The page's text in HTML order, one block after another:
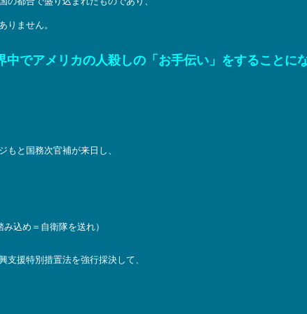
りません。
でアメリカの人殺しの「お手伝い」をすることにな
もと国務次官補が来日し、
込め＝自衛隊を送れ）
支援特別措置法を強行採決して、